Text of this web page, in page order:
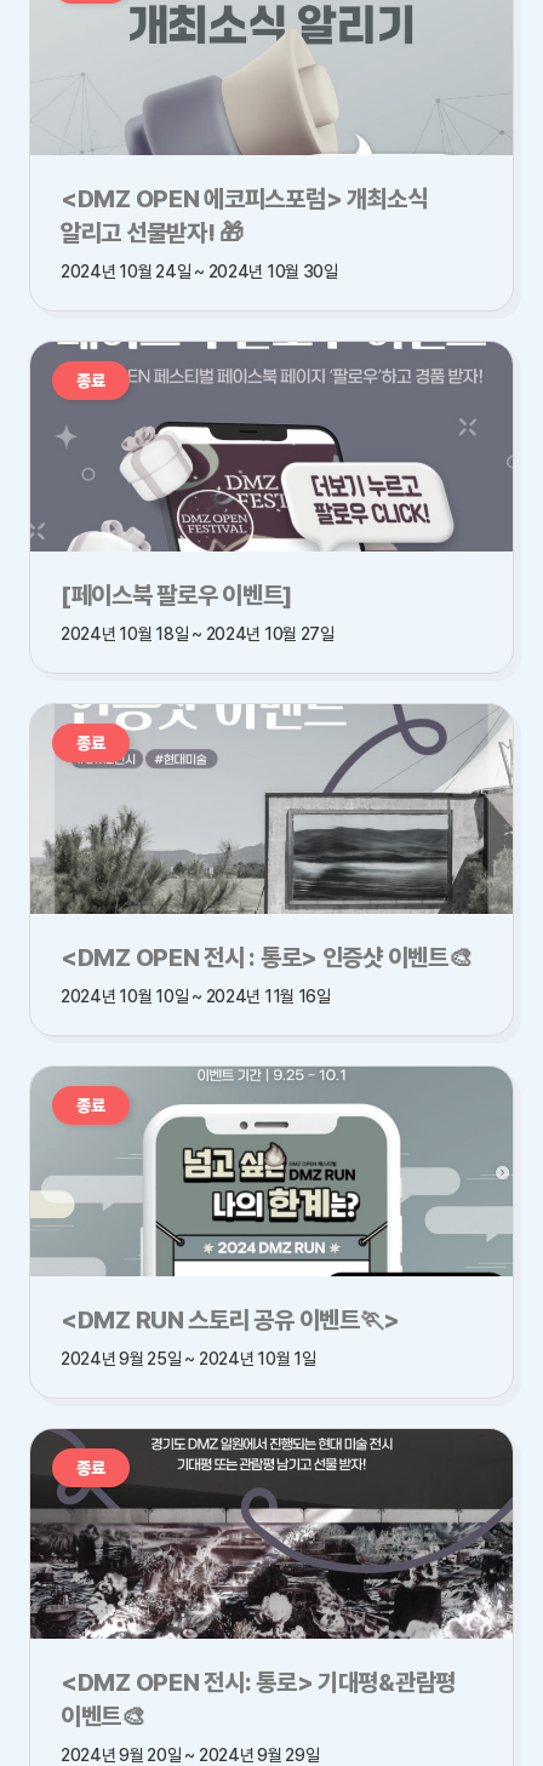
<DMZ OPEN 에코피스포럼> 개최소식
알리고 선물받자! 🎁
2024년 10월 24일 ~ 2024년 10월 30일
종료
[페이스북 팔로우 이벤트]
2024년 10월 18일 ~ 2024년 10월 27일
종료
<DMZ OPEN 전시 : 통로> 인증샷 이벤트🎨
2024년 10월 10일 ~ 2024년 11월 16일
종료
<DMZ RUN 스토리 공유 이벤트🏃>
2024년 9월 25일 ~ 2024년 10월 1일
종료
<DMZ OPEN 전시: 통로> 기대평&관람평
이벤트🎨
2024년 9월 20일 ~ 2024년 9월 29일